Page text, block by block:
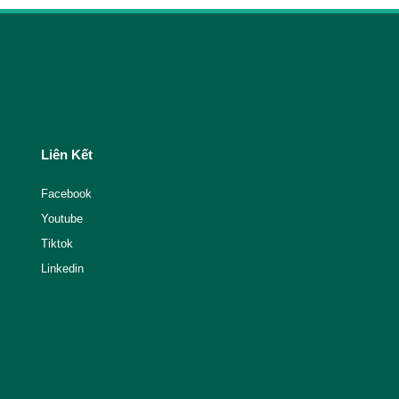
Liên Kết
Facebook
Youtube
Tiktok
Linkedin